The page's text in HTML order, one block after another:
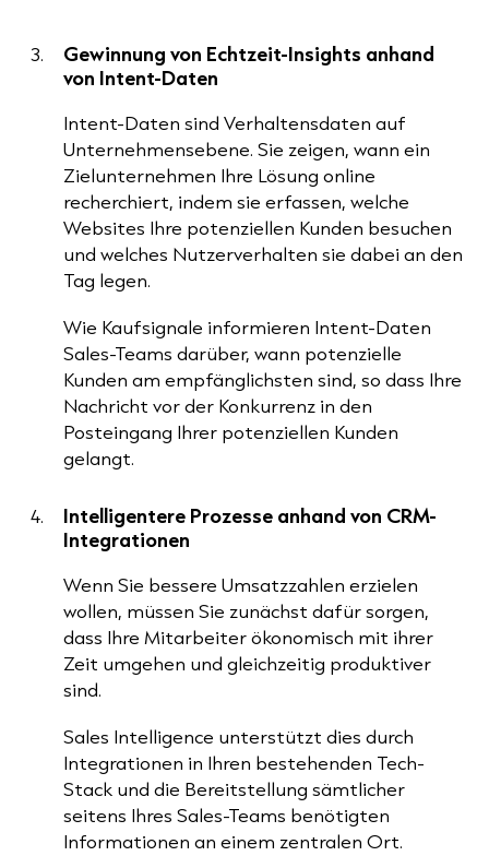
Gewinnung von Echtzeit-Insights anhand
von Intent-Daten
Intent-Daten sind Verhaltensdaten auf
Unternehmensebene. Sie zeigen, wann ein
Zielunternehmen Ihre Lösung online
recherchiert, indem sie erfassen, welche
Websites Ihre potenziellen Kunden besuchen
und welches Nutzerverhalten sie dabei an den
Tag legen.
Wie Kaufsignale informieren Intent-Daten
Sales-Teams darüber, wann potenzielle
Kunden am empfänglichsten sind, so dass Ihre
Nachricht vor der Konkurrenz in den
Posteingang Ihrer potenziellen Kunden
gelangt.
Intelligentere Prozesse anhand von CRM-
Integrationen
Wenn Sie bessere Umsatzzahlen erzielen
wollen, müssen Sie zunächst dafür sorgen,
dass Ihre Mitarbeiter ökonomisch mit ihrer
Zeit umgehen und gleichzeitig produktiver
sind.
Sales Intelligence unterstützt dies durch
Integrationen in Ihren bestehenden Tech-
Stack und die Bereitstellung sämtlicher
seitens Ihres Sales-Teams benötigten
Informationen an einem zentralen Ort.